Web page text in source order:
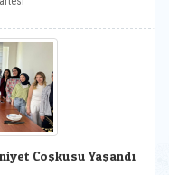
Coşkusu Yaşandı